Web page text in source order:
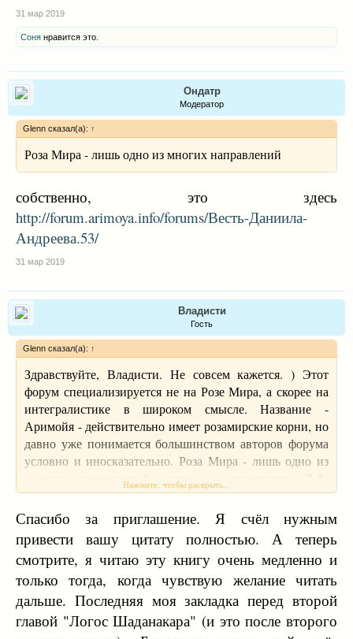
31 мар 2019
Соня нравится это.
Ондатр
Модератор
Glenn сказал(а): ↑
Роза Мира - лишь одно из многих направлений
собственно, это здесь
http://forum.arimoya.info/forums/Весть-Даниила-
Андреева.53/
31 мар 2019
Владисти
Гость
Glenn сказал(а): ↑
Здравствуйте, Владисти. Не совсем кажется. ) Этот
форум специализируется не на Розе Мира, а скорее на
интегралистике в широком смысле. Название -
Аримойя - действительно имеет розамирские корни, но
давно уже понимается большинством авторов форума
условно и иносказательно. Роза Мира - лишь одно из
многих направлений, ветки о творчестве Д.А.
обновляются не слишком часто. Но, если желаете, Вы,
конечно, можете писать на эту тему.
Нажмите, чтобы раскрыть...
Спасибо за приглашение. Я счёл нужным
привести вашу цитату полностью. А теперь
смотрите, я читаю эту книгу очень медленно и
только тогда, когда чувствую желание читать
дальше. Последняя моя закладка перед второй
главой "Логос Шаданакара" (и это после второго